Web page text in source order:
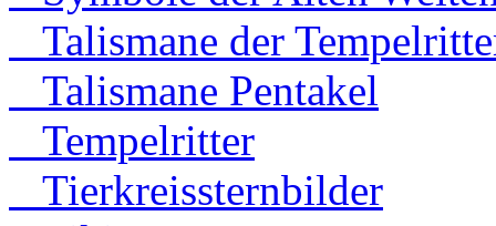
Talismane der
Talismane Pentakel
Tempelritter
Tierkreissternbilder